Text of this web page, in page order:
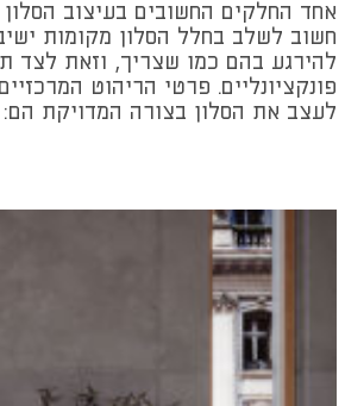
אחד החלקים החשובים בעיצוב
חשוב לשלב בחלל הסלון מקומות
להירגע בהם כמו שצריך, וזאת לצד
פונקציונליים. פרטי הריהוט
לעצב את הסלון בצורה המדויקת הם: